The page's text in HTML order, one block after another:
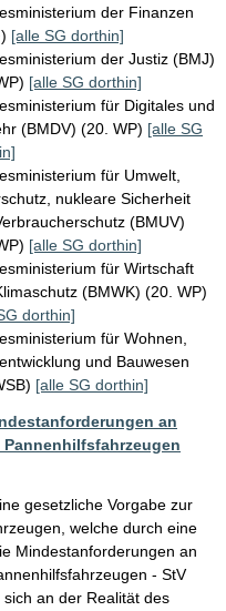
der Finanzen
[alle SG dorthin]
der Justiz (BMJ)
[alle SG dorthin]
für Digitales und
(BMDV) (20. WP) [alle SG
für Umwelt,
nukleare Sicherheit
(BMUV)
[alle SG dorthin]
für Wirtschaft
(BMWK) (20. WP)
dorthin]
für Wohnen,
und Bauwesen
[alle SG dorthin]
an
gesetzliche Vorgabe zur
welche durch eine
Mindestanforderungen an
- StV
an der Realität des